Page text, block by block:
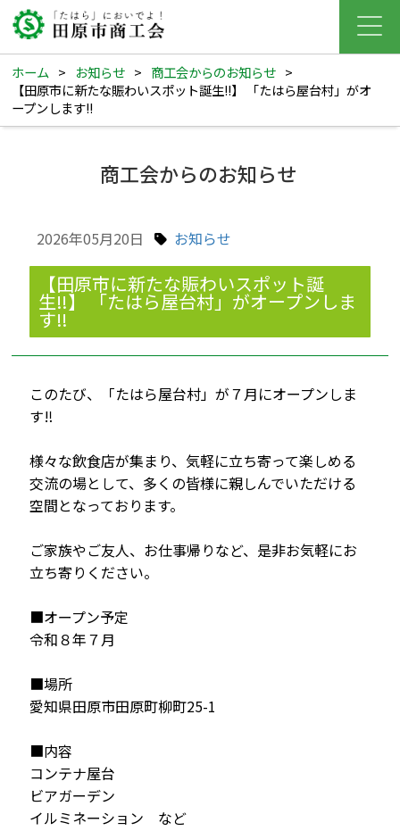
ホーム > お知らせ > 商工会からのお知らせ >
【田原市に新たな賑わいスポット誕生‼】 「たはら屋台村」がオ
ープンします‼
商工会からのお知らせ
2026年05月20日 お知らせ
【田原市に新たな賑わいスポット誕
生‼】 「たはら屋台村」がオープンしま
す‼
このたび、「たはら屋台村」が７月にオープンしま
す‼
様々な飲食店が集まり、気軽に立ち寄って楽しめる
交流の場として、多くの皆様に親しんでいただける
空間となっております。
ご家族やご友人、お仕事帰りなど、是非お気軽にお
立ち寄りください。
■オープン予定
令和８年７月
■場所
愛知県田原市田原町柳町25-1
■内容
コンテナ屋台
ビアガーデン
イルミネーション など